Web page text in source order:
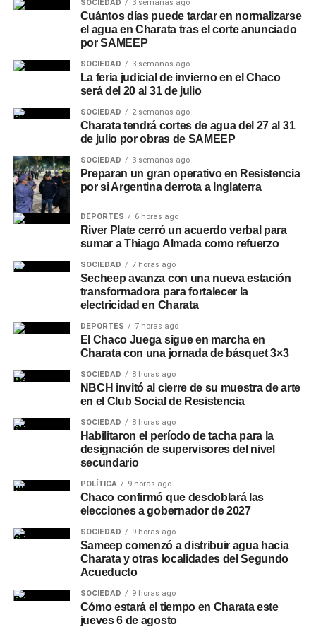
SOCIEDAD 3 semanas ago
Cuántos días puede tardar en normalizarse
el agua en Charata tras el corte anunciado
por SAMEEP
SOCIEDAD 3 semanas ago
La feria judicial de invierno en el Chaco
será del 20 al 31 de julio
SOCIEDAD 2 semanas ago
Charata tendrá cortes de agua del 27 al 31
de julio por obras de SAMEEP
SOCIEDAD 3 semanas ago
Preparan un gran operativo en Resistencia
por si Argentina derrota a Inglaterra
DEPORTES 6 horas ago
River Plate cerró un acuerdo verbal para
sumar a Thiago Almada como refuerzo
SOCIEDAD 7 horas ago
Secheep avanza con una nueva estación
transformadora para fortalecer la
electricidad en Charata
DEPORTES 7 horas ago
El Chaco Juega sigue en marcha en
Charata con una jornada de básquet 3×3
SOCIEDAD 8 horas ago
NBCH invitó al cierre de su muestra de arte
en el Club Social de Resistencia
SOCIEDAD 8 horas ago
Habilitaron el período de tacha para la
designación de supervisores del nivel
secundario
POLÍTICA 9 horas ago
Chaco confirmó que desdoblará las
elecciones a gobernador de 2027
SOCIEDAD 9 horas ago
Sameep comenzó a distribuir agua hacia
Charata y otras localidades del Segundo
Acueducto
SOCIEDAD 9 horas ago
Cómo estará el tiempo en Charata este
jueves 6 de agosto